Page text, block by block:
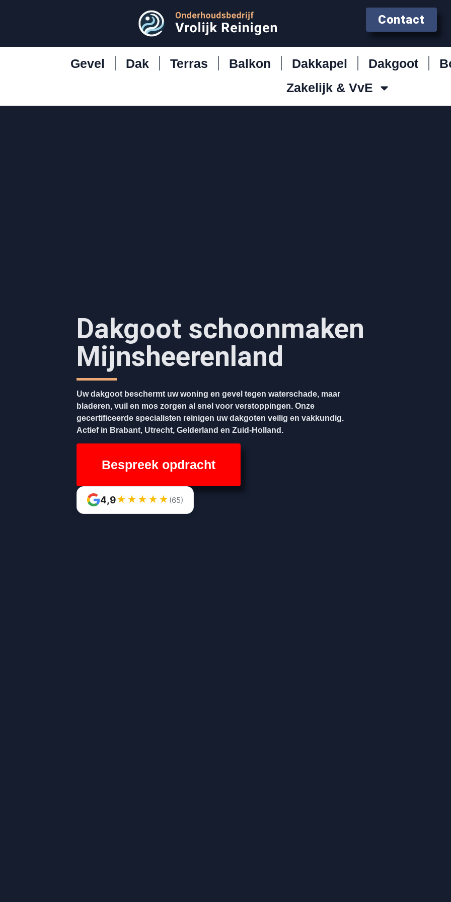
Contact
Gevel Dak Terras Balkon Dakkapel Dakgoot
Zakelijk & VvE
Dakgoot schoonmaken​
Mijnsheerenland
Uw dakgoot beschermt uw woning en gevel tegen waterschade, maar
bladeren, vuil en mos zorgen al snel voor verstoppingen. Onze
gecertificeerde specialisten reinigen uw dakgoten veilig en vakkundig.
Actief in Brabant, Utrecht, Gelderland en Zuid-Holland.
Bespreek opdracht
4,9★ ★ ★ ★ ★ (65)